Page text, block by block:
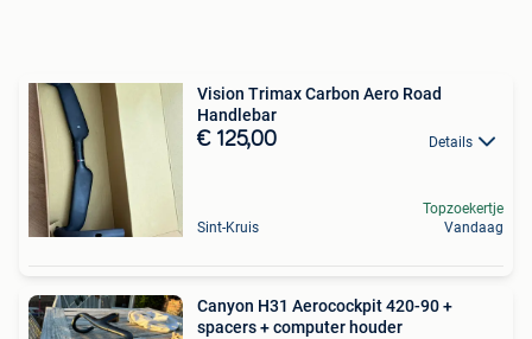
Vision Trimax Carbon Aero Road
Handlebar
€ 125,00 Details
Sint-Kruis
Topzoekertje
Vandaag
Canyon H31 Aerocockpit 420-90 +
spacers + computer houder